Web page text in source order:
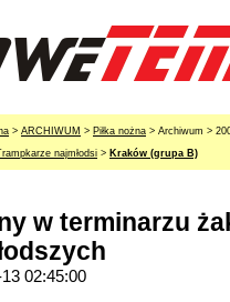
> ARCHIWUM > Piłka nożna > Archiwum >
najmłodsi > Kraków (grupa B)
w terminarzu
02:45:00